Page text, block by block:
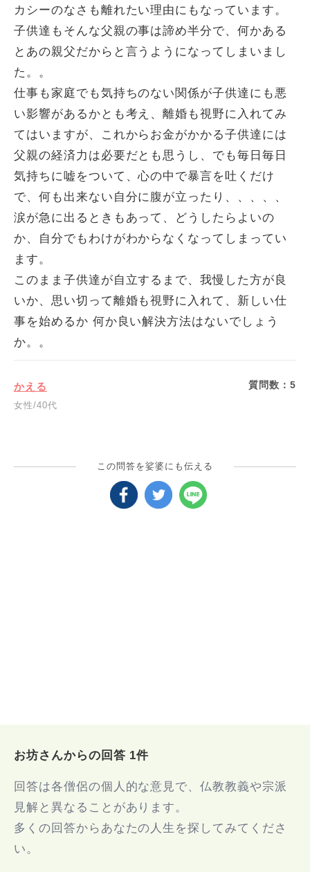
カシーのなさも離れたい理由にもなっています。
子供達もそんな父親の事は諦め半分で、何かある
とあの親父だからと言うようになってしまいまし
た。。
仕事も家庭でも気持ちのない関係が子供達にも悪
い影響があるかとも考え、離婚も視野に入れてみ
てはいますが、これからお金がかかる子供達には
父親の経済力は必要だとも思うし、でも毎日毎日
気持ちに嘘をついて、心の中で暴言を吐くだけ
で、何も出来ない自分に腹が立ったり、、、、、
涙が急に出るときもあって、どうしたらよいの
か、自分でもわけがわからなくなってしまってい
ます。
このまま子供達が自立するまで、我慢した方が良
いか、思い切って離婚も視野に入れて、新しい仕
事を始めるか 何か良い解決方法はないでしょう
か。。
かえる
女性/40代
質問数：5
この問答を娑婆にも伝える
お坊さんからの回答 1件
回答は各僧侶の個人的な意見で、仏教教義や宗派
見解と異なることがあります。
多くの回答からあなたの人生を探してみてくださ
い。